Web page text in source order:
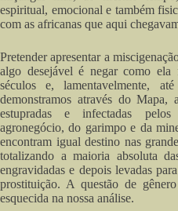
espiritual, emocional e também
com as africanas que aqui
Pretender apresentar a
algo desejável é negar como
séculos e, lamentavelmente,
demonstramos através do Mapa,
estupradas e infectadas
agronegócio, do garimpo e da
encontram igual destino nas
totalizando a maioria absoluta
engravidadas e depois levadas
prostituição. A questão de
esquecida na nossa análise.